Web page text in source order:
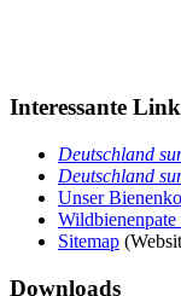
Interessante
Deutschland
Deutschland
Unser
Sitemap
Downloads